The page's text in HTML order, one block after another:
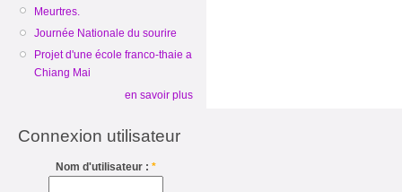
Meurtres.
Journée Nationale du sourire
Projet d'une école franco-thaie a
Chiang Mai
en savoir plus
Connexion utilisateur
Nom d'utilisateur : *